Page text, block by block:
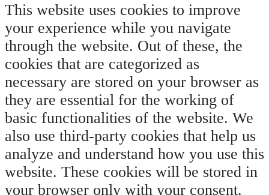
This website uses cookies to improve
your experience while you navigate
through the website. Out of these, the
cookies that are categorized as
necessary are stored on your browser as
they are essential for the working of
basic functionalities of the website. We
also use third-party cookies that help us
analyze and understand how you use this
website. These cookies will be stored in
your browser only with your consent.